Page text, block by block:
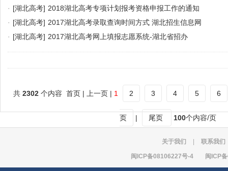
· [湖北高考] 2018湖北高考专项计划报考资格申报工作的通知
· [湖北高考] 2017湖北高考录取查询时间方式 湖北招生信息网
· [湖北高考] 2017湖北高考网上填报志愿系统-湖北省招办
共 2302 个内容 首页 | 上一页 | 1 2 3 4 5 6
页 | 尾页 100个内容/页
关于我们 联系我们
闽ICP备08106227号-4 闽ICP